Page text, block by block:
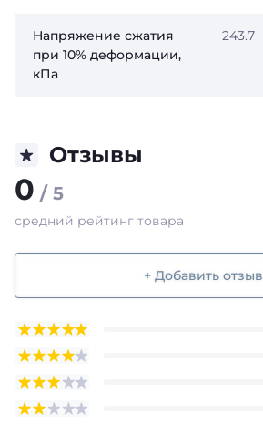
Напряжение сжатия
при 10% деформации,
кПа
243.7
Отзывы
0 / 5
средний рейтинг товара
+ Добавить отзыв